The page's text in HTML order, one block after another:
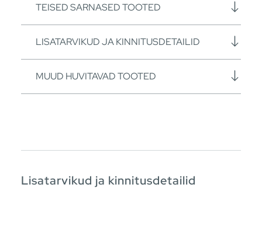
TEISED SARNASED TOOTED
LISATARVIKUD JA KINNITUSDETAILID
MUUD HUVITAVAD TOOTED
Lisatarvikud ja kinnitusdetailid